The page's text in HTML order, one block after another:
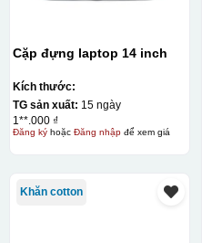
Cặp đựng laptop 14 inch
Kích thước:
TG sản xuất: 15 ngày
1**.000 ₫
Đăng kýhoặc Đăng nhậpđể xem giá
Khăn cotton